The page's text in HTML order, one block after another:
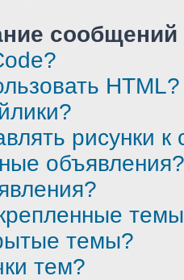
HTML?
рисунки
объявления?
темы?
тем?